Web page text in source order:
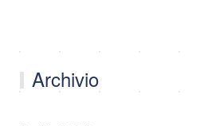
Archivio